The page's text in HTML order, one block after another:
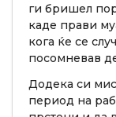
ги бришел
каде прави
кога ќе се
посомневав
Додека си
период на